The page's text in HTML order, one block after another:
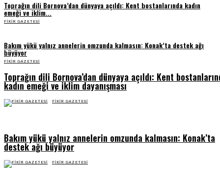
Toprağın dili Bornova’dan dünyaya açıldı: Kent bostanlarında kadın
emeği ve iklim...
FIKIR GAZETESI
Bakım yükü yalnız annelerin omzunda kalmasın: Konak’ta destek ağı
büyüyor
FIKIR GAZETESI
Toprağın dili Bornova’dan dünyaya açıldı: Kent
kadın emeği ve iklim dayanışması
FIKIR GAZETESI
Bakım yükü yalnız annelerin omzunda kalmasın: Konak’ta
destek ağı büyüyor
FIKIR GAZETESI